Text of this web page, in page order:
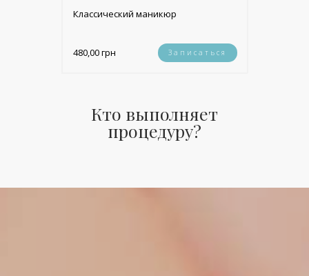
Классический маникюр
480,00 грн Записаться
Кто выполняет
процедуру?